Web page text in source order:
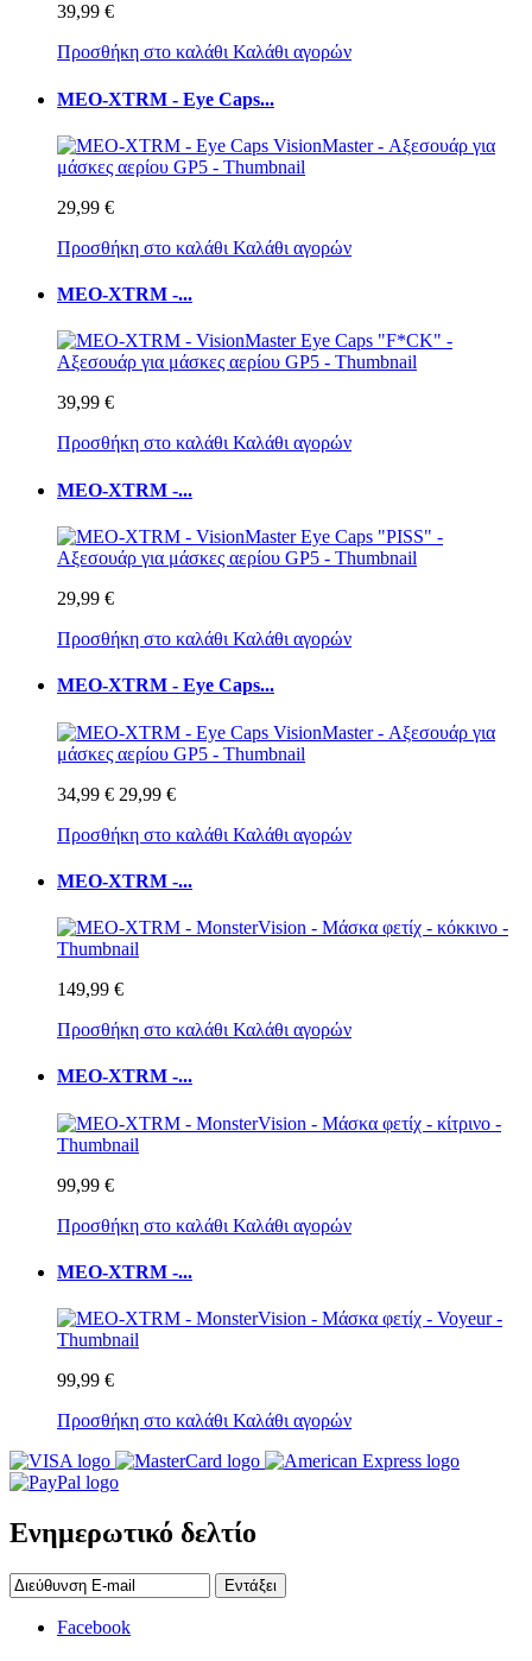
39,99 €
Προσθήκη στο καλάθι Καλάθι αγορών
MEO-XTRM - Eye Caps...
29,99 €
Προσθήκη στο καλάθι Καλάθι αγορών
MEO-XTRM -...
39,99 €
Προσθήκη στο καλάθι Καλάθι αγορών
MEO-XTRM -...
29,99 €
Προσθήκη στο καλάθι Καλάθι αγορών
MEO-XTRM - Eye Caps...
34,99 € 29,99 €
Προσθήκη στο καλάθι Καλάθι αγορών
MEO-XTRM -...
149,99 €
Προσθήκη στο καλάθι Καλάθι αγορών
MEO-XTRM -...
99,99 €
Προσθήκη στο καλάθι Καλάθι αγορών
MEO-XTRM -...
99,99 €
Προσθήκη στο καλάθι Καλάθι αγορών
Ενημερωτικό δελτίο
Εντάξει
Facebook